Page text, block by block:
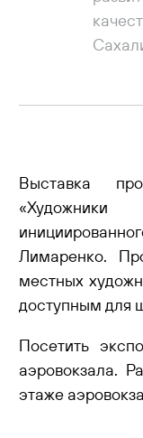
Выставка
Лимаренко.
местных
доступным для
Посетить
аэровокзала.
этаже